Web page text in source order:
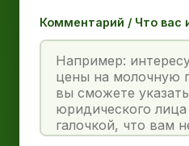
Комментарий / Что вас